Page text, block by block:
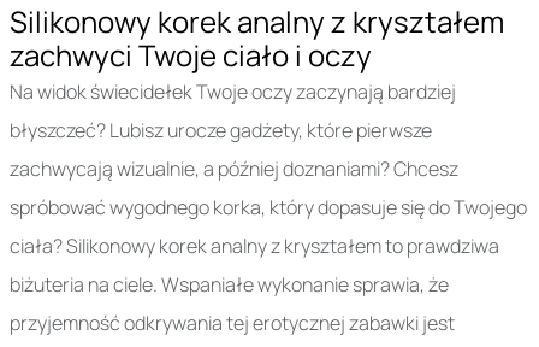
Silikonowy korek analny z kryształem
zachwyci Twoje ciało i oczy
Na widok świecidełek Twoje oczy zaczynają bardziej
błyszczeć? Lubisz urocze gadżety, które pierwsze
zachwycają wizualnie, a później doznaniami? Chcesz
spróbować wygodnego korka, który dopasuje się do Twojego
ciała? Silikonowy korek analny z kryształem to prawdziwa
biżuteria na ciele. Wspaniałe wykonanie sprawia, że
przyjemność odkrywania tej erotycznej zabawki jest